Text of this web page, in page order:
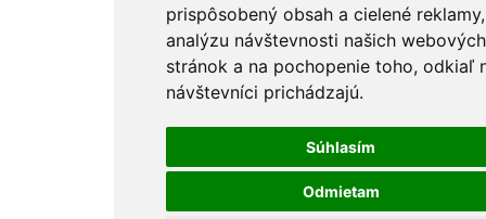
prispôsobený obsah a cielené
analýzu návštevnosti našich webových
stránok a na pochopenie toho, odkiaľ
návštevníci prichádzajú.
Súhlasím
Odmietam